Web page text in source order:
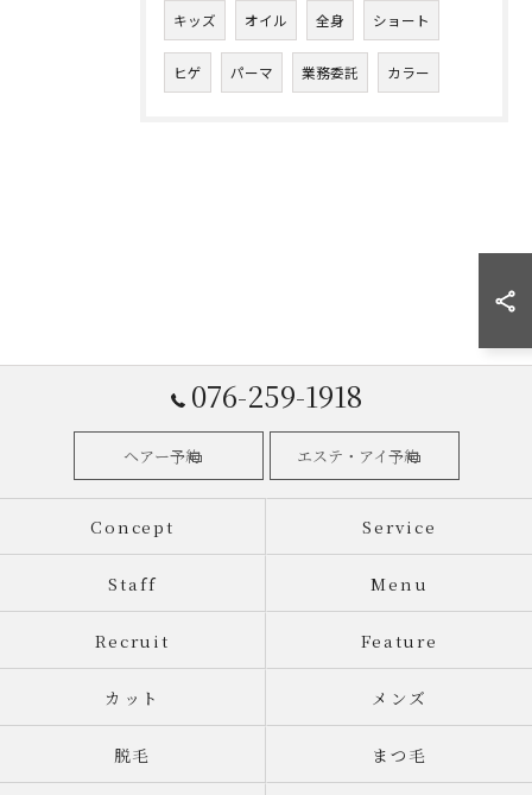
キッズ オイル 全身 ショート
ヒゲ パーマ 業務委託 カラー
076-259-1918
ヘアー予約 エステ・アイ予約
Concept Service
Staff Menu
Recruit Feature
カット メンズ
脱毛 まつ毛